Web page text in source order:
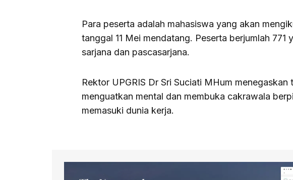
Para peserta adalah mahasiswa yang akan
tanggal 11 Mei mendatang. Peserta berjumlah 771
sarjana dan pascasarjana.
Rektor UPGRIS Dr Sri Suciati MHum
menguatkan mental dan membuka cakrawala
memasuki dunia kerja.